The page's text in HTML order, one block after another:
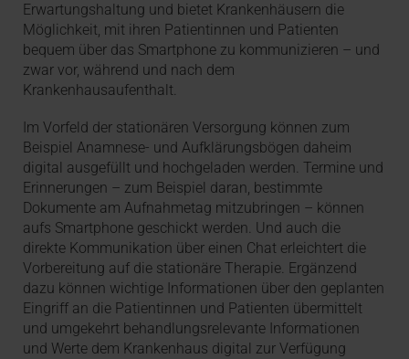
Erwartungshaltung und bietet Krankenhäusern die
Möglichkeit, mit ihren Patientinnen und Patienten
bequem über das Smartphone zu kommunizieren – und
zwar vor, während und nach dem
Krankenhausaufenthalt.
Im Vorfeld der stationären Versorgung können zum
Beispiel Anamnese- und Aufklärungsbögen daheim
digital ausgefüllt und hochgeladen werden. Termine und
Erinnerungen – zum Beispiel daran, bestimmte
Dokumente am Aufnahmetag mitzubringen – können
aufs Smartphone geschickt werden. Und auch die
direkte Kommunikation über einen Chat erleichtert die
Vorbereitung auf die stationäre Therapie. Ergänzend
dazu können wichtige Informationen über den geplanten
Eingriff an die Patientinnen und Patienten übermittelt
und umgekehrt behandlungsrelevante Informationen
und Werte dem Krankenhaus digital zur Verfügung